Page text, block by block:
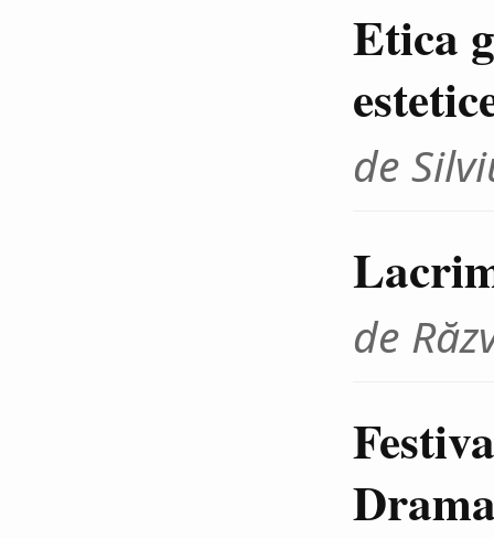
Etica
de
de